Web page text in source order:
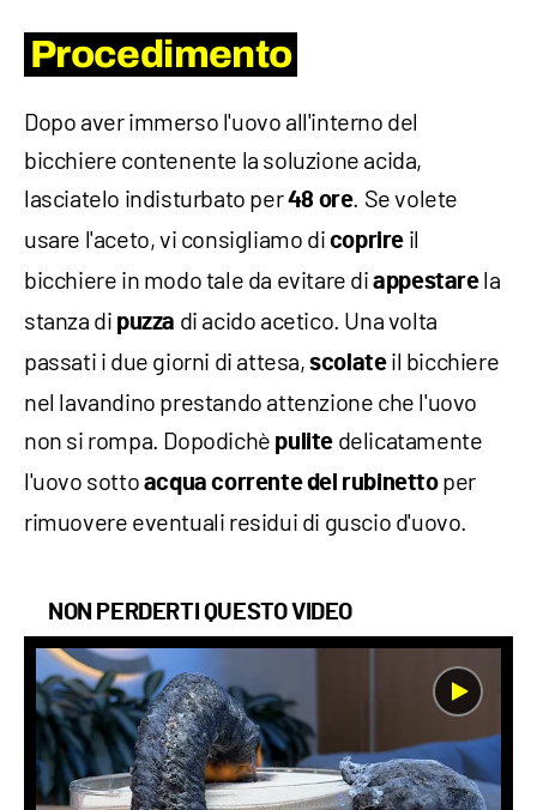
Procedimento
Dopo aver immerso l'uovo all'interno del
bicchiere contenente la soluzione acida,
lasciatelo indisturbato per48 ore. Se volete
usare l'aceto, vi consigliamo di coprire il
bicchiere in modo tale da evitare diappestarela
stanza di puzza di acido acetico. Una volta
passati i due giorni di attesa,scolateil bicchiere
nel lavandino prestando attenzione che l'uovo
non si rompa. Dopodichè pulite delicatamente
l'uovo sotto acqua corrente del rubinettoper
rimuovere eventuali residui di guscio d'uovo.
NON PERDERTI QUESTO VIDEO